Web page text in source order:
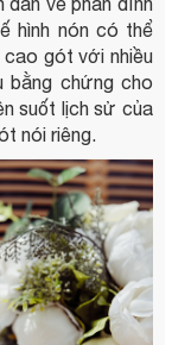
hình nón có thể
gót với nhiều
bằng chứng cho
suốt lịch sử của
nói riêng.